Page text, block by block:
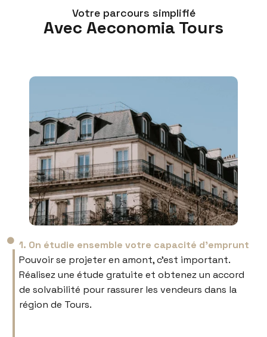
Votre parcours simplifié
Avec Aeconomia Tours
1. On étudie ensemble votre capacité d’emprunt
Pouvoir se projeter en amont, c’est important.
Réalisez une étude gratuite et obtenez un accord
de solvabilité pour rassurer les vendeurs dans la
région de Tours.